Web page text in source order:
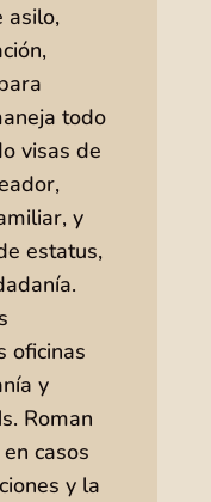
asilo,
todo
visas de
y
estatus,
oficinas
y
Roman
casos
y la